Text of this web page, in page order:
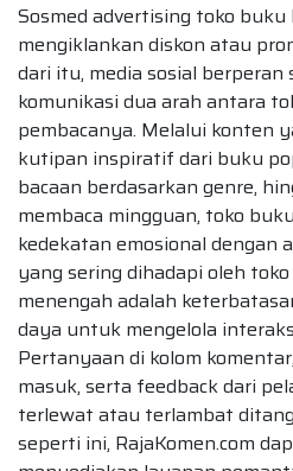
Sosmed advertising toko
mengiklankan diskon atau
dari itu, media sosial berperan
komunikasi dua arah antara
pembacanya. Melalui konten
kutipan inspiratif dari buku
bacaan berdasarkan genre,
membaca mingguan, toko
kedekatan emosional dengan
yang sering dihadapi oleh
menengah adalah
daya untuk mengelola
Pertanyaan di kolom
masuk, serta feedback dari
terlewat atau terlambat
seperti ini, RajaKomen.com